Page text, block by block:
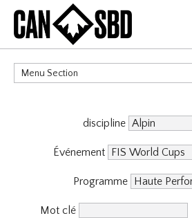
Menu Section
discipline
Événement
Programme
Mot clé